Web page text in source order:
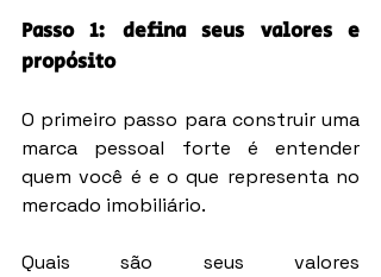
Passo 1: defina seus valores e
propósito
O primeiro passo para construir uma
marca pessoal forte é entender
quem você é e o que representa no
mercado imobiliário.
Quais são seus valores